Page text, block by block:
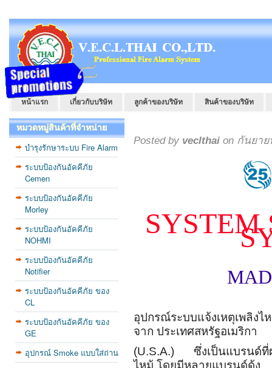
หน้าแรก เกี่ยวกับบริษัท ลูกค้าของบริษัท สินค้าของบริษัท
หมวดหมู่สินค้าที่จำหน่าย
บำรุงรักษาระบบ Fire Alarm
ระบบป้องกันอัคคีภัย
Cemen
ระบบป้องกันอัคคีภัย
Morley
ระบบป้องกันอัคคีภัย
NOHMI
ระบบป้องกันอัคคีภัย
Notifier
ระบบป้องกันอัคคีภัย ของ
CL
ระบบป้องกันอัคคีภัย ของ
GE
อุปกรณ์ Smoke แบบใส่ถ่าน
Posted by veclthai on กันยาย
SYSTEM
อุปกรณ์ระบบแจ้งเหตุเพลิง
จาก ประเทศสหรัฐอเมริกา
(U.S.A.) ซึ่งเป็นแบรนด์ที่ผ
ไหม้ โดยมีหลายแบรนด์ด้ง